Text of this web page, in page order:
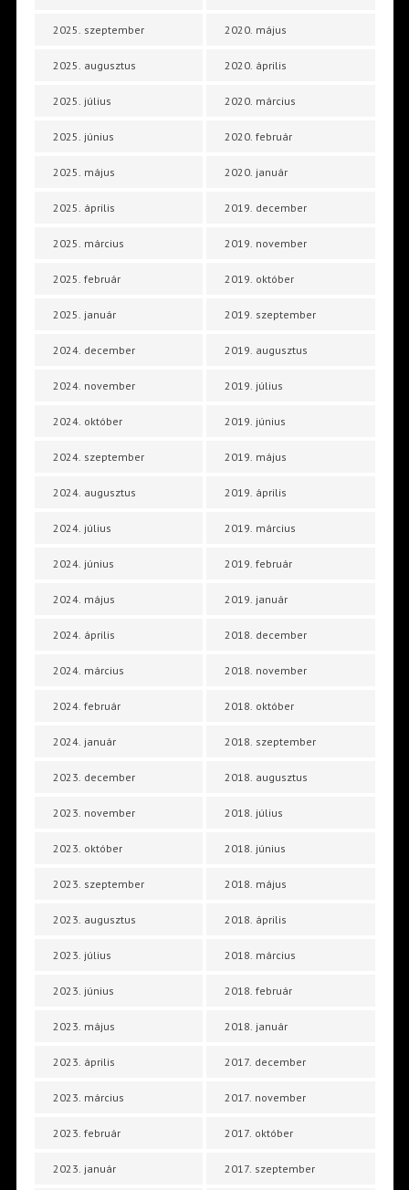
2025. szeptember
2025. augusztus
2025. július
2025. június
2025. május
2025. április
2025. március
2025. február
2025. január
2024. december
2024. november
2024. október
2024. szeptember
2024. augusztus
2024. július
2024. június
2024. május
2024. április
2024. március
2024. február
2024. január
2023. december
2023. november
2023. október
2023. szeptember
2023. augusztus
2023. július
2023. június
2023. május
2023. április
2023. március
2023. február
2023. január
2020. május
2020. április
2020. március
2020. február
2020. január
2019. december
2019. november
2019. október
2019. szeptember
2019. augusztus
2019. július
2019. június
2019. május
2019. április
2019. március
2019. február
2019. január
2018. december
2018. november
2018. október
2018. szeptember
2018. augusztus
2018. július
2018. június
2018. május
2018. április
2018. március
2018. február
2018. január
2017. december
2017. november
2017. október
2017. szeptember